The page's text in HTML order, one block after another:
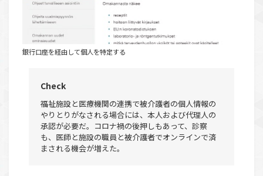
銀行口座を経由して個人を特定する
Check
福祉施設と医療機関の連携で被介護者の個人情報の
やりとりがなされる場合には、本人および代理人の
承認が必要だ。コロナ禍の後押しもあって、診察
も、医師と施設の職員と被介護者でオンラインで済
まされる機会が増えた。